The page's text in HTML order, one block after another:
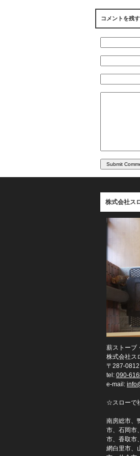
コメントを残す
株式会社ス
薪ストーブ
株式会社ス
〒287-
tel: 090-
e-mail:
☆スローで
南房総市、
市、石岡市
市、香取市
網白里市、